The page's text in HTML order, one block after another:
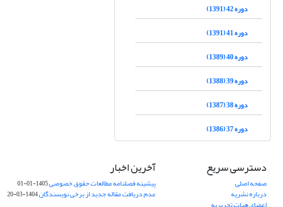
دوره 42 (1391)
دوره 41 (1391)
دوره 40 (1389)
دوره 39 (1388)
دوره 38 (1387)
دوره 37 (1386)
دسترسی سریع
صفحه اصلی
درباره نشریه
آخرین اخبار
پیشینه فصلنامه مطالعات حقوق خصوصی1405-01-01
عدم دریافت مقاله جدید از برخی نویسندگان1404-03-20